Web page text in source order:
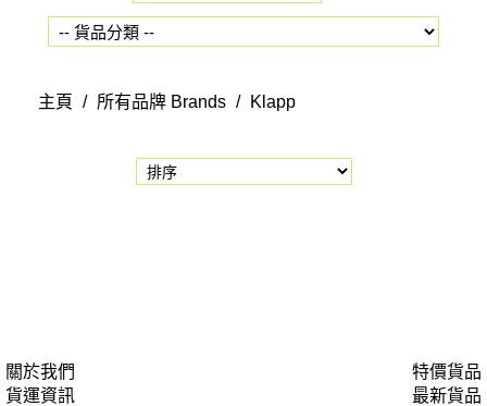
主頁 / 所有品牌 Brands / Klapp
關於我們
貨運資訊
特價貨品
最新貨品